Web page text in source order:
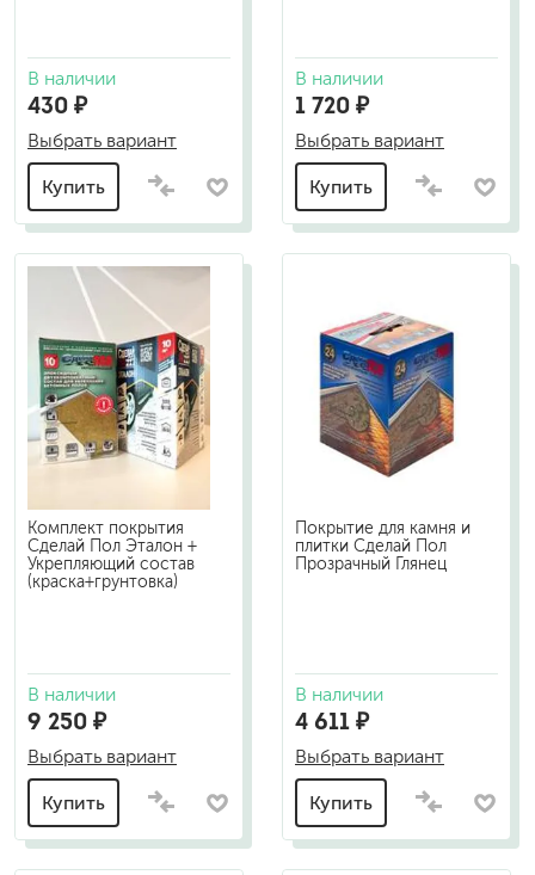
В наличии
430 ₽
Выбрать вариант
Купить
В наличии
1 720 ₽
Выбрать вариант
Купить
Комплект покрытия
Сделай Пол Эталон +
Укрепляющий состав
(краска+грунтовка)
В наличии
9 250 ₽
Выбрать вариант
Купить
Покрытие для камня и
плитки Сделай Пол
Прозрачный Глянец
В наличии
4 611 ₽
Выбрать вариант
Купить